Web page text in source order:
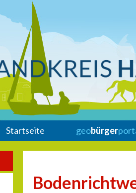
Startseite geobürger